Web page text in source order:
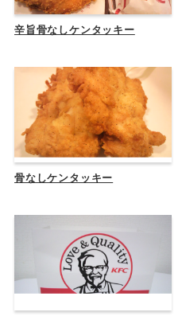
辛旨骨なしケンタッキー
骨なしケンタッキー